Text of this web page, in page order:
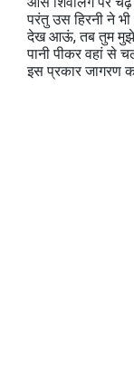
परंतु उस हिरनी ने
देख आऊं, तब तुम मुझे
पानी पीकर वहां से
इस प्रकार जागरण